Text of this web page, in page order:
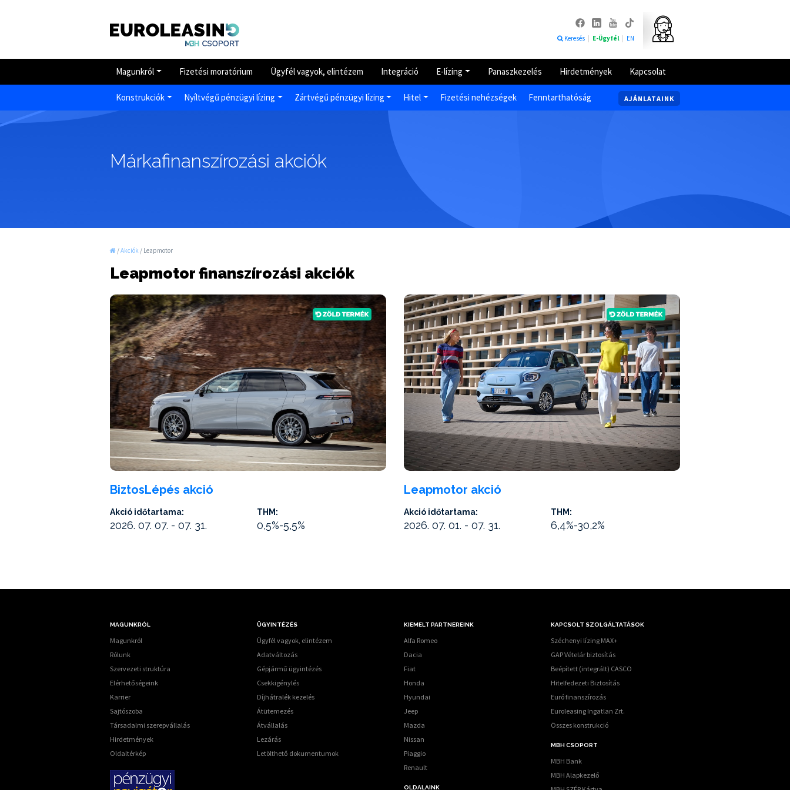
Keresés E-Ügyfél EN
Magunkról Fizetési moratórium Ügyfél vagyok, elintézem Integráció E-lízing Panaszkezelés Hirdetmények Kapcsolat
Konstrukciók Nyíltvégű pénzügyi lízing Zártvégű pénzügyi lízing Hitel Fizetési nehézségek Fenntarthatóság AJÁNLATAINK
Márkafinanszírozási akciók
/Akciók / Leapmotor
Leapmotor finanszírozási akciók
BiztosLépés akció
Akció időtartama:
2026. 07. 07. - 07. 31.
THM:
0,5%-5,5%
Leapmotor akció
Akció időtartama:
2026. 07. 01. - 07. 31.
THM:
6,4%-30,2%
MAGUNKRÓL
Magunkról
Rólunk
Szervezeti struktúra
Elérhetőségeink
Karrier
Sajtószoba
Társadalmi szerepvállalás
Hirdetmények
Oldaltérkép
ÜGYINTÉZÉS
Ügyfél vagyok, elintézem
Adatváltozás
Gépjármű ügyintézés
Csekkigénylés
Díjhátralék kezelés
Átütemezés
Átvállalás
Lezárás
Letölthető dokumentumok
KIEMELT PARTNEREINK
Alfa Romeo
Dacia
Fiat
Honda
Hyundai
Jeep
Mazda
Nissan
Piaggio
Renault
OLDALAINK
KAPCSOLT SZOLGÁLTATÁSOK
Széchenyi lízing MAX+
GAP Vételár biztosítás
Beépített (integrált) CASCO
Hitelfedezeti Biztosítás
Euró finanszírozás
Euroleasing Ingatlan Zrt.
Összes konstrukció
MBH CSOPORT
MBH Bank
MBH Alapkezelő